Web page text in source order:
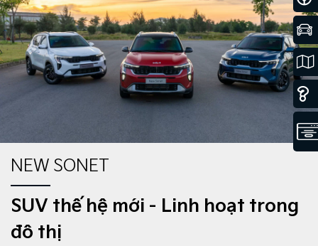
NEW SONET
SUV thế hệ mới - Linh hoạt trong
đô thị